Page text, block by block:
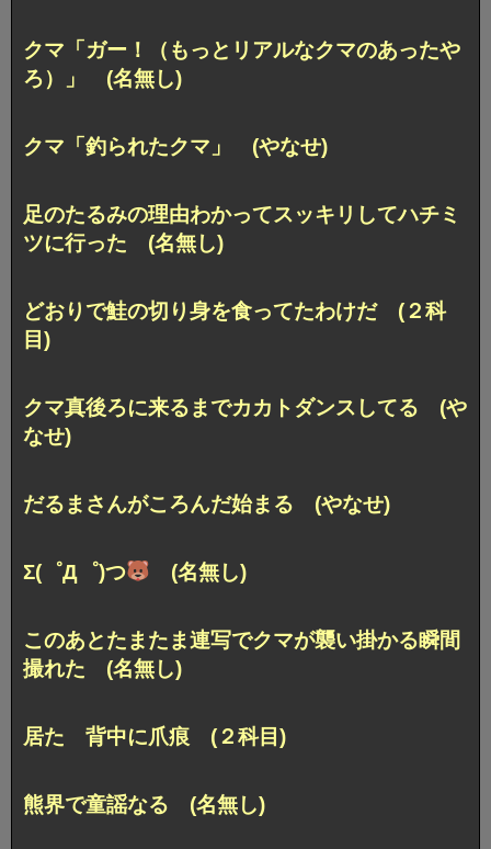
クマ「ガー！（もっとリアルなクマのあったや
ろ）」 (名無し)
クマ「釣られたクマ」 (やなせ)
足のたるみの理由わかってスッキリしてハチミ
ツに行った (名無し)
どおりで鮭の切り身を食ってたわけだ (２科
目)
クマ真後ろに来るまでカカトダンスしてる (や
なせ)
だるまさんがころんだ始まる (やなせ)
Σ(゜Д゜)つ (名無し)
このあとたまたま連写でクマが襲い掛かる瞬間
撮れた (名無し)
居た 背中に爪痕 (２科目)
熊界で童謡なる (名無し)